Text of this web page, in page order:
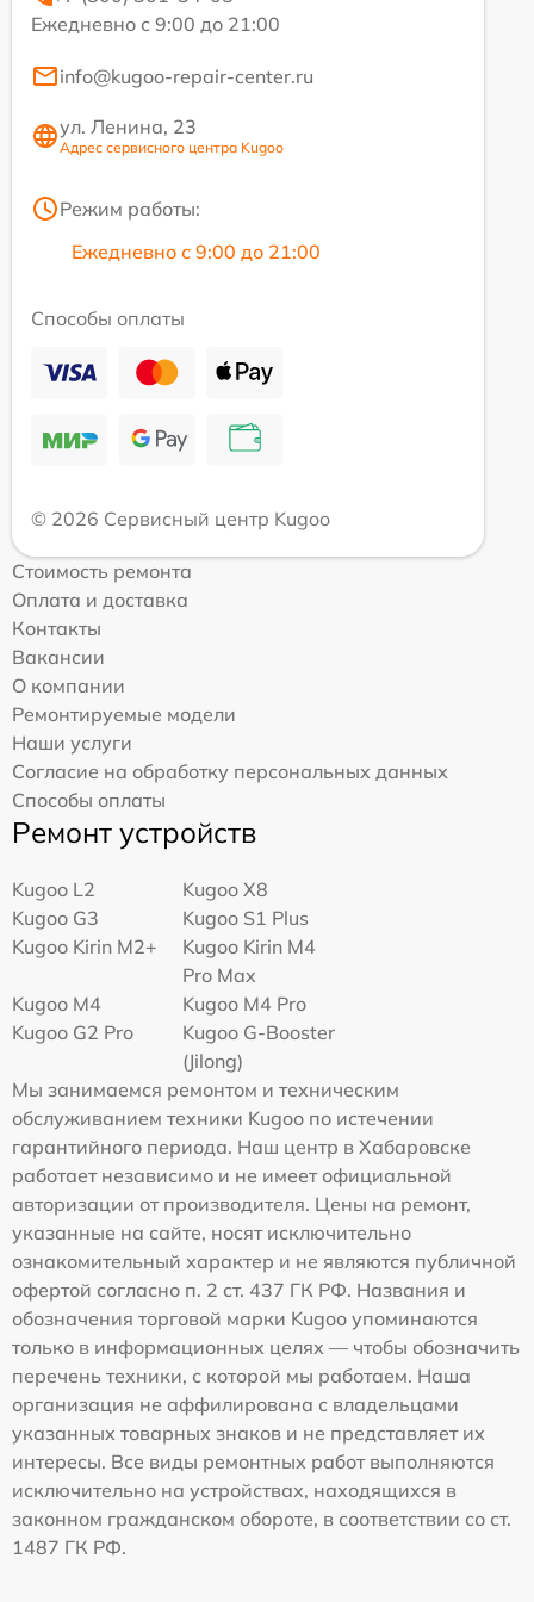
Ежедневно с 9:00 до 21:00
info@kugoo-repair-center.ru
ул. Ленина, 23
Адрес сервисного центра Kugoo
Режим работы:
Ежедневно с 9:00 до 21:00
Способы оплаты
© 2026 Сервисный центр Kugoo
Стоимость ремонта
Оплата и доставка
Контакты
Вакансии
О компании
Ремонтируемые модели
Наши услуги
Согласие на обработку персональных данных
Способы оплаты
Ремонт устройств
Kugoo L2
Kugoo X8
Kugoo G3
Kugoo S1 Plus
Kugoo Kirin M2+
Kugoo Kirin M4
Pro Max
Kugoo M4
Kugoo M4 Pro
Kugoo G2 Pro
Kugoo G-Booster
(Jilong)
Мы занимаемся ремонтом и техническим
обслуживанием техники Kugoo по истечении
гарантийного периода. Наш центр в Хабаровске
работает независимо и не имеет официальной
авторизации от производителя. Цены на ремонт,
указанные на сайте, носят исключительно
ознакомительный характер и не являются публичной
офертой согласно п. 2 ст. 437 ГК РФ. Названия и
обозначения торговой марки Kugoo упоминаются
только в информационных целях — чтобы обозначить
перечень техники, с которой мы работаем. Наша
организация не аффилирована с владельцами
указанных товарных знаков и не представляет их
интересы. Все виды ремонтных работ выполняются
исключительно на устройствах, находящихся в
законном гражданском обороте, в соответствии со ст.
1487 ГК РФ.